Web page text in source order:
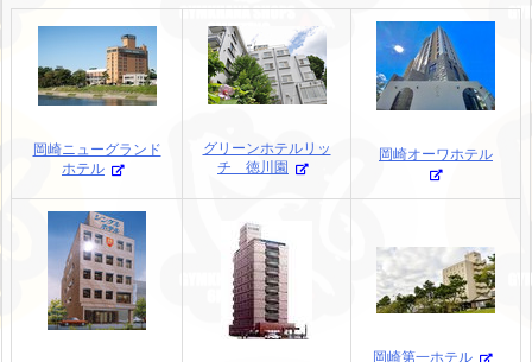
岡崎ニューグランド
ホテル
グリーンホテルリッ
チ 徳川園
岡崎オーワホテル
岡崎第一ホテル